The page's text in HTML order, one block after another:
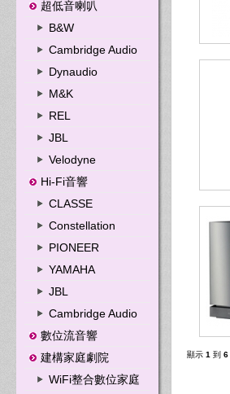
超低音喇叭
B&W
Cambridge Audio
Dynaudio
M&K
REL
JBL
Velodyne
Hi-Fi音響
CLASSE
Constellation
PIONEER
YAMAHA
JBL
Cambridge Audio
數位流音響
建構家庭劇院
WiFi整合數位家庭
顯示 1 到 6